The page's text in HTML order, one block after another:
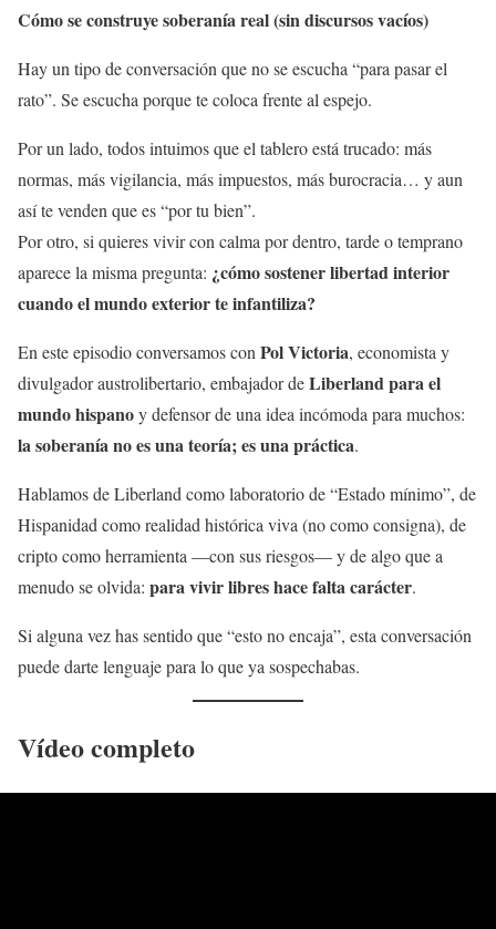
Cómo se construye soberanía real (sin discursos vacíos)
Hay un tipo de conversación que no se escucha “para pasar el
rato”. Se escucha porque te coloca frente al espejo.
Por un lado, todos intuimos que el tablero está trucado: más
normas, más vigilancia, más impuestos, más burocracia… y aun
así te venden que es “por tu bien”.
Por otro, si quieres vivir con calma por dentro, tarde o temprano
aparece la misma pregunta: ¿cómo sostener libertad interior
cuando el mundo exterior te infantiliza?
En este episodio conversamos con Pol Victoria, economista y
divulgador austrolibertario, embajador deLiberland para el
mundo hispanoy defensor de una idea incómoda para muchos:
la soberanía no es una teoría; es una práctica.
Hablamos de Liberland como laboratorio de “Estado mínimo”, de
Hispanidad como realidad histórica viva (no como consigna), de
cripto como herramienta —con sus riesgos— y de algo que a
menudo se olvida: para vivir libres hace falta carácter.
Si alguna vez has sentido que “esto no encaja”, esta conversación
puede darte lenguaje para lo que ya sospechabas.
Vídeo completo